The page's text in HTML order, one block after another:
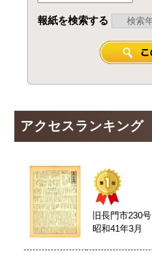
報紙を検索する
アクセスランキング
旧長門市230号
昭和41年3月